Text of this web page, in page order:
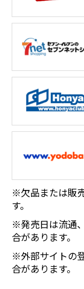
※欠品または販
す。
※発売日は流通
合があります。
※外部サイトの
合があります。